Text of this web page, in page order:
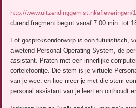
http://www.uitzendinggemist.nl/afleveringen/
durend fragment begint vanaf 7:00 min. tot
Het gespreksonderwerp is een futuristisch,
alwetend Personal Operating System, de
assistant. Praten met een innerlijke
oortelefoontje. Die stem is je virtuele
van je weet en hoe meer je met die stem
personal assistant van je leert en onthoudt